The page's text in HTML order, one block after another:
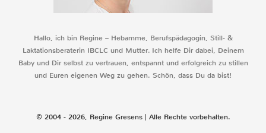
Hallo, ich bin Regine – Hebamme, Berufspädagogin, Still- &
Laktationsberaterin IBCLC und Mutter. Ich helfe Dir dabei, Deinem
Baby und Dir selbst zu vertrauen, entspannt und erfolgreich zu stillen
und Euren eigenen Weg zu gehen. Schön, dass Du da bist!
© 2004 - 2026, Regine Gresens | Alle Rechte vorbehalten.